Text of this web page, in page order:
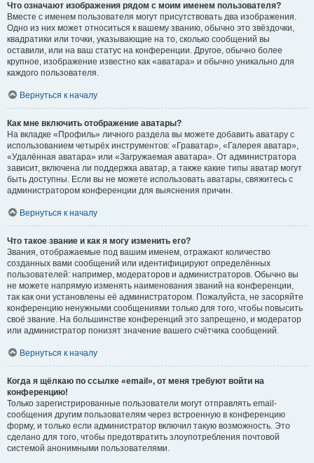
Что означают изображения рядом с моим именем пользователя?
Вместе с именем пользователя могут присутствовать два изображения.
Одно из них может относиться к вашему званию, обычно это звёздочки,
квадратики или точки, указывающие на то, сколько сообщений вы
оставили, или на ваш статус на конференции. Другое, обычно более
крупное, изображение известно как «аватара» и обычно уникально для
каждого пользователя.
Вернуться к началу
Как мне включить отображение аватары?
На вкладке «Профиль» личного раздела вы можете добавить аватару с
использованием четырёх инструментов: «Граватар», «Галерея аватар»,
«Удалённая аватара» или «Загружаемая аватара». От администратора
зависит, включена ли поддержка аватар, а также какие типы аватар могут
быть доступны. Если вы не можете использовать аватары, свяжитесь с
администратором конференции для выяснения причин.
Вернуться к началу
Что такое звание и как я могу изменить его?
Звания, отображаемые под вашим именем, отражают количество
созданных вами сообщений или идентифицируют определённых
пользователей: например, модераторов и администраторов. Обычно вы
не можете напрямую изменять наименования званий на конференции,
так как они установлены её администратором. Пожалуйста, не засоряйте
конференцию ненужными сообщениями только для того, чтобы повысить
своё звание. На большинстве конференций это запрещено, и модератор
или администратор понизят значение вашего счётчика сообщений.
Вернуться к началу
Когда я щёлкаю по ссылке «email», от меня требуют войти на
конференцию!
Только зарегистрированные пользователи могут отправлять email-
сообщения другим пользователям через встроенную в конференцию
форму, и только если администратор включил такую возможность. Это
сделано для того, чтобы предотвратить злоупотребления почтовой
системой анонимными пользователями.